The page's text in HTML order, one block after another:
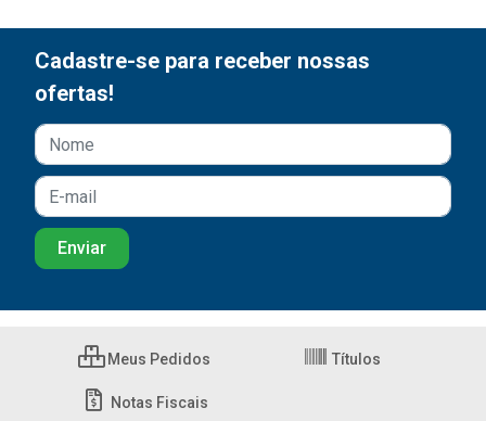
Cadastre-se para receber nossas
ofertas!
Meus Pedidos Títulos
Notas Fiscais